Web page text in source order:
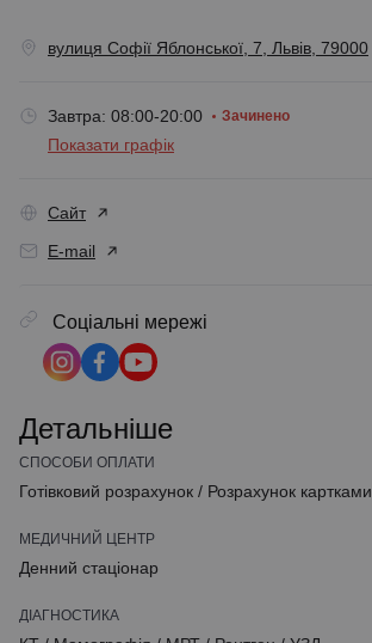
вулиця Софії Яблонської, 7, Львів, 79000
Завтра: 08:00-20:00 Зачинено
Показати графік
Сайт
E-mail
Соціальні мережі
Детальніше
СПОСОБИ ОПЛАТИ
Готівковий розрахунок / Розрахунок картками
МЕДИЧНИЙ ЦЕНТР
Денний стаціонар
ДІАГНОСТИКА